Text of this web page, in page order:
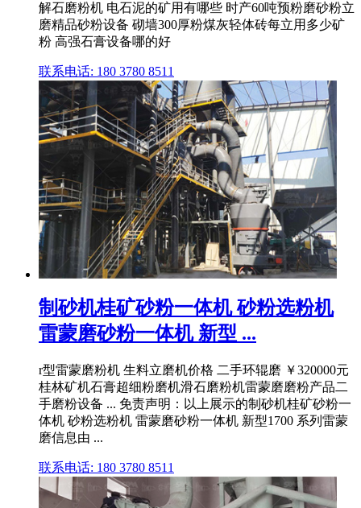
解石磨粉机 电石泥的矿用有哪些 时产60吨预粉磨砂粉立
磨精品砂粉设备 砌墙300厚粉煤灰轻体砖每立用多少矿
粉 高强石膏设备哪的好
联系电话: 180 3780 8511
制砂机桂矿砂粉一体机 砂粉选粉机
雷蒙磨砂粉一体机 新型 ...
r型雷蒙磨粉机 生料立磨机价格 二手环辊磨 ￥320000元
桂林矿机石膏超细粉磨机滑石磨粉机雷蒙磨磨粉产品二
手磨粉设备 ... 免责声明：以上展示的制砂机桂矿砂粉一
体机 砂粉选粉机 雷蒙磨砂粉一体机 新型1700 系列雷蒙
磨信息由 ...
联系电话: 180 3780 8511